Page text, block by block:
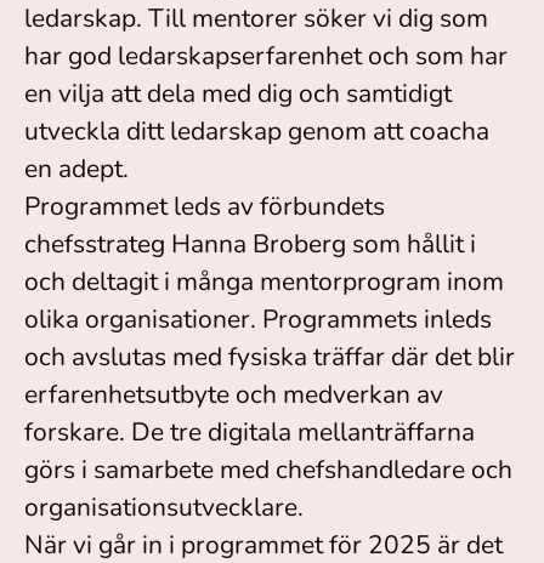
ledarskap. Till mentorer söker vi dig som
har god ledarskapserfarenhet och som har
en vilja att dela med dig och samtidigt
utveckla ditt ledarskap genom att coacha
en adept.
Programmet leds av förbundets
chefsstrateg Hanna Broberg som hållit i
och deltagit i många mentorprogram inom
olika organisationer. Programmets inleds
och avslutas med fysiska träffar där det blir
erfarenhetsutbyte och medverkan av
forskare. De tre digitala mellanträffarna
görs i samarbete med chefshandledare och
organisationsutvecklare.
När vi går in i programmet för 2025 är det